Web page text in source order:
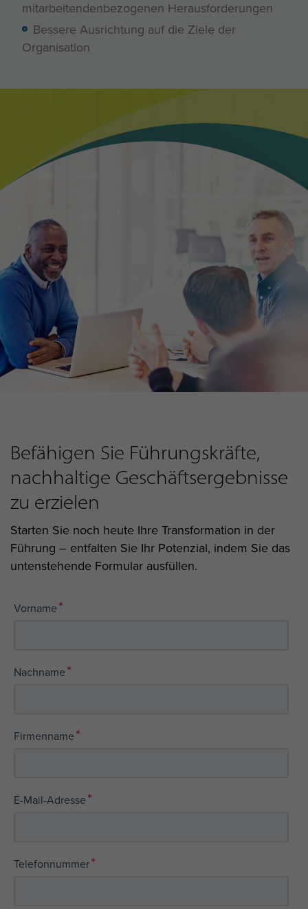
mitarbeitendenbezogenen Herausforderungen
Bessere Ausrichtung auf die Ziele der
Organisation
Befähigen Sie Führungskräfte,
nachhaltige Geschäftsergebnisse
zu erzielen
Starten Sie noch heute Ihre Transformation in der
Führung – entfalten Sie Ihr Potenzial, indem Sie das
untenstehende Formular ausfüllen.
Vorname*
Nachname*
Firmenname*
E-Mail-Adresse*
Telefonnummer*